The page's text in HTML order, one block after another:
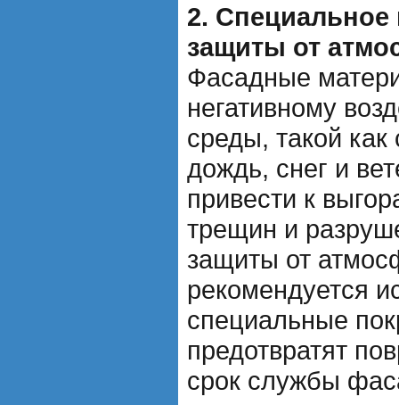
2.
защиты от
Фасадные
негативному
среды, такой
дождь, снег и
привести к
трещин и
защиты от
рекомендуется
специальные
предотвратят
срок службы